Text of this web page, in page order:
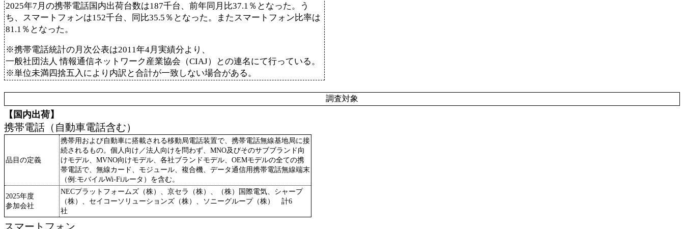
2025年7月の携帯電話国内出荷台数は187千台、前年同月比37.1％となった。う
ち、スマートフォンは152千台、同比35.5％となった。またスマートフォン比率は
81.1％となった。
※携帯電話統計の月次公表は2011年4月実績分より、
一般社団法人 情報通信ネットワーク産業協会（CIAJ）との連名にて行っている。
※単位未満四捨五入により内訳と合計が一致しない場合がある。
調査対象
【国内出荷】
携帯電話（自動車電話含む）
品目の定義
携帯用および自動車に搭載される移動局電話装置で、携帯電話無線基地局に接
続されるもの。個人向け／法人向けを問わず、MNO及びそのサブブランド向
けモデル、MVNO向けモデル、各社ブランドモデル、OEMモデルの全ての携
帯電話で、無線カード、モジュール、複合機、データ通信用携帯電話無線端末
（例:モバイルWi-Fiルータ）を含む。
2025年度
参加会社
NECプラットフォームズ（株）、京セラ（株）、（株）国際電気、シャープ
（株）、セイコーソリューションズ（株）、ソニーグループ（株） 計6
社
スマートフォン